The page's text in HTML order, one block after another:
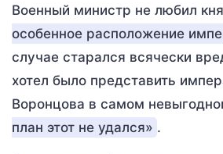
Военный министр не любил
особенное расположение
случае старался всячески
хотел было представить
Воронцова в самом
план этот не удался» .